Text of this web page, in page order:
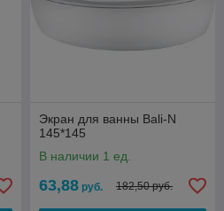
Экран для ванны Bali-N
145*145
В наличии 1 ед.
63,88 руб. 182,50 руб.